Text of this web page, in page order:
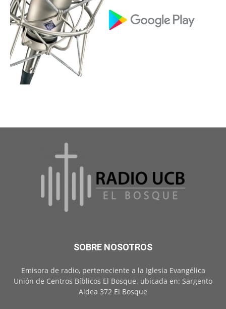
SOBRE NOSOTROS
Emisora de radio, perteneciente a la Iglesia Evangélica
Unión de Centros Bíblicos El Bosque. ubicada en: Sargento
Aldea 372 El Bosque